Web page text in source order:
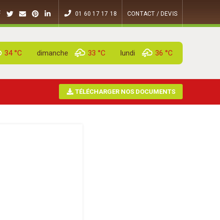
01 60 17 17 18 CONTACT / DEVIS
34 °C dimanche 33 °C lundi 36 °C
TÉLÉCHARGER NOS DOCUMENTS